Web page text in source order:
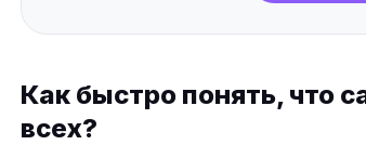
Как быстро понять, что
всех?